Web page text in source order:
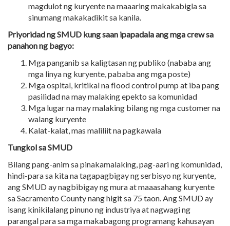
magdulot ng kuryente na maaaring makakabigla sa
sinumang makakadikit sa kanila.
Priyoridad ng SMUD kung saan ipapadala ang mga crew sa
panahon ng bagyo:
Mga panganib sa kaligtasan ng publiko (nababa ang
mga linya ng kuryente, pababa ang mga poste)
Mga ospital, kritikal na flood control pump at iba pang
pasilidad na may malaking epekto sa komunidad
Mga lugar na may malaking bilang ng mga customer na
walang kuryente
Kalat-kalat, mas maliliit na pagkawala
Tungkol sa SMUD
Bilang pang-anim sa pinakamalaking, pag-aari ng komunidad,
hindi-para sa kita na tagapagbigay ng serbisyo ng kuryente,
ang SMUD ay nagbibigay ng mura at maaasahang kuryente
sa Sacramento County nang higit sa 75 taon. Ang SMUD ay
isang kinikilalang pinuno ng industriya at nagwagi ng
parangal para sa mga makabagong programang kahusayan